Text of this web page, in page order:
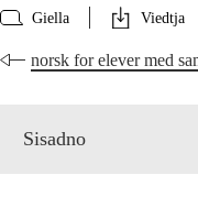
Giella Viedtja
norsk for elever med
Sisadno